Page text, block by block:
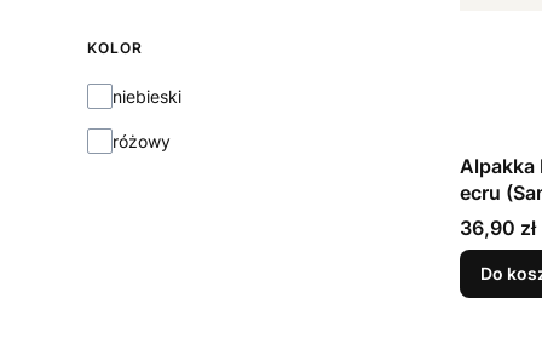
KOLOR
KOLOR
niebieski
różowy
Alpakka
ecru
Cena
36,90 zł
Do